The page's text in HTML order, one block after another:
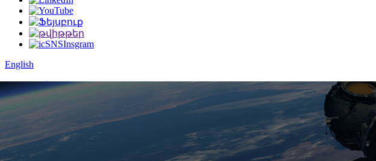
English
Տուն
Արդյունաբերություններ
Արդյունաբերական ռոբոտ